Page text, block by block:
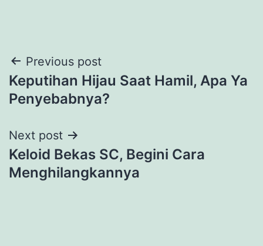
Post
navigation
Previous post
Keputihan Hijau Saat Hamil, Apa Ya
Penyebabnya?
Next post
Keloid Bekas SC, Begini Cara
Menghilangkannya